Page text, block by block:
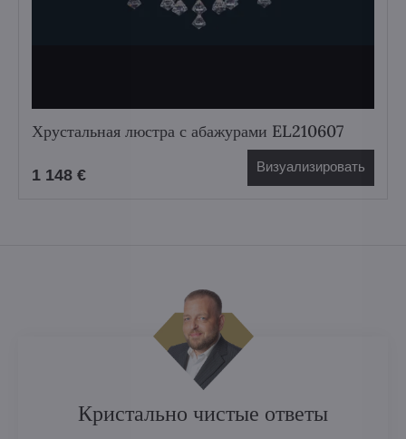
Хрустальная люстра с абажурами EL210607
1 148 € Визуализировать
Кристально чистые ответы